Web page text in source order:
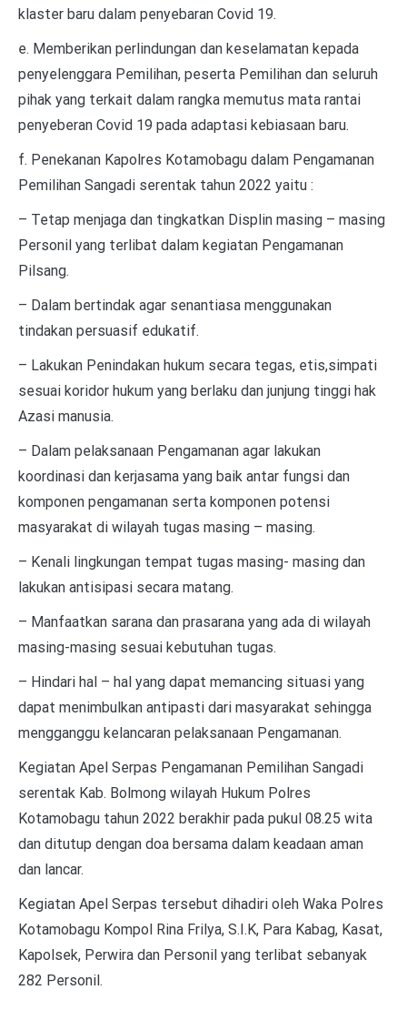
klaster baru dalam penyebaran Covid 19.
e. Memberikan perlindungan dan keselamatan kepada
penyelenggara Pemilihan, peserta Pemilihan dan seluruh
pihak yang terkait dalam rangka memutus mata rantai
penyeberan Covid 19 pada adaptasi kebiasaan baru.
f. Penekanan Kapolres Kotamobagu dalam Pengamanan
Pemilihan Sangadi serentak tahun 2022 yaitu :
– Tetap menjaga dan tingkatkan Displin masing – masing
Personil yang terlibat dalam kegiatan Pengamanan
Pilsang.
– Dalam bertindak agar senantiasa menggunakan
tindakan persuasif edukatif.
– Lakukan Penindakan hukum secara tegas, etis,simpati
sesuai koridor hukum yang berlaku dan junjung tinggi hak
Azasi manusia.
– Dalam pelaksanaan Pengamanan agar lakukan
koordinasi dan kerjasama yang baik antar fungsi dan
komponen pengamanan serta komponen potensi
masyarakat di wilayah tugas masing – masing.
– Kenali lingkungan tempat tugas masing- masing dan
lakukan antisipasi secara matang.
– Manfaatkan sarana dan prasarana yang ada di wilayah
masing-masing sesuai kebutuhan tugas.
– Hindari hal – hal yang dapat memancing situasi yang
dapat menimbulkan antipasti dari masyarakat sehingga
mengganggu kelancaran pelaksanaan Pengamanan.
Kegiatan Apel Serpas Pengamanan Pemilihan Sangadi
serentak Kab. Bolmong wilayah Hukum Polres
Kotamobagu tahun 2022 berakhir pada pukul 08.25 wita
dan ditutup dengan doa bersama dalam keadaan aman
dan lancar.
Kegiatan Apel Serpas tersebut dihadiri oleh Waka Polres
Kotamobagu Kompol Rina Frilya, S.I.K, Para Kabag, Kasat,
Kapolsek, Perwira dan Personil yang terlibat sebanyak
282 Personil.